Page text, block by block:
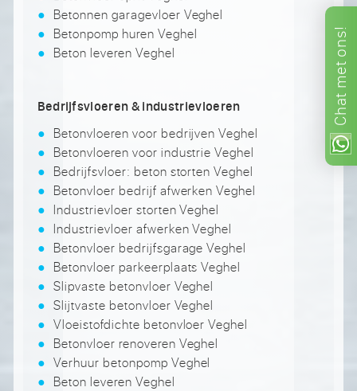
Chat
met
ons!
Betonnen garagevloer Veghel
Betonpomp huren Veghel
Beton leveren Veghel
Bedrijfsvloeren & industrievloeren
Betonvloeren voor bedrijven Veghel
Betonvloeren voor industrie Veghel
Bedrijfsvloer: beton storten Veghel
Betonvloer bedrijf afwerken Veghel
Industrievloer storten Veghel
Industrievloer afwerken Veghel
Betonvloer bedrijfsgarage Veghel
Betonvloer parkeerplaats Veghel
Slipvaste betonvloer Veghel
Slijtvaste betonvloer Veghel
Vloeistofdichte betonvloer Veghel
Betonvloer renoveren Veghel
Verhuur betonpomp Veghel
Beton leveren Veghel